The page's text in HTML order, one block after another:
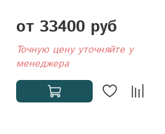
от 33400 руб
Точную цену уточняйте у
менеджера